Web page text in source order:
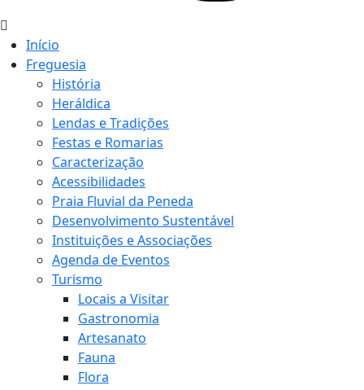
Início
Freguesia
História
Heráldica
Lendas e Tradições
Festas e Romarias
Caracterização
Acessibilidades
Praia Fluvial da Peneda
Desenvolvimento Sustentável
Instituições e Associações
Agenda de Eventos
Turismo
Locais a Visitar
Gastronomia
Artesanato
Fauna
Flora